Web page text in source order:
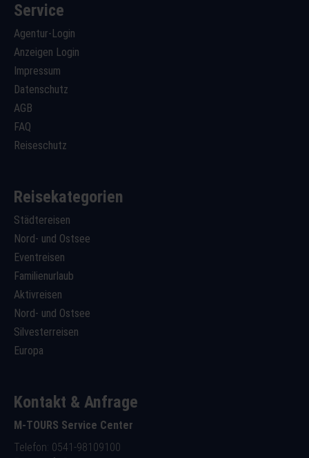
Service
Agentur-Login
Anzeigen Login
Impressum
Datenschutz
AGB
FAQ
Reiseschutz
Reisekategorien
Städtereisen
Nord- und Ostsee
Eventreisen
Familienurlaub
Aktivreisen
Nord- und Ostsee
Silvesterreisen
Europa
Kontakt & Anfrage
M-TOURS Service Center
Telefon: 0541-98109100